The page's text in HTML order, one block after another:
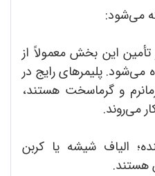
می‌شود:
تأمین این بخش معمولاً از
می‌شود. پلیمرهای رایج در
و گرماسخت هستند،
می‌روند.
الیاف شیشه یا کربن
هستند.